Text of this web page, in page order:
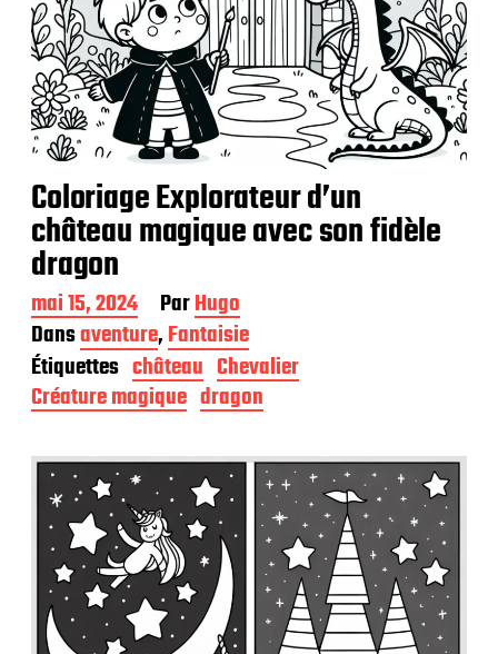
Coloriage Explorateur d’un
château magique avec son fidèle
dragon
D
a
t
e
d
e
u
mai 15, 2024 ParHugo
Dansaventure,Fantaisie
Étiquettes château Chevalier
Créature magique dragon